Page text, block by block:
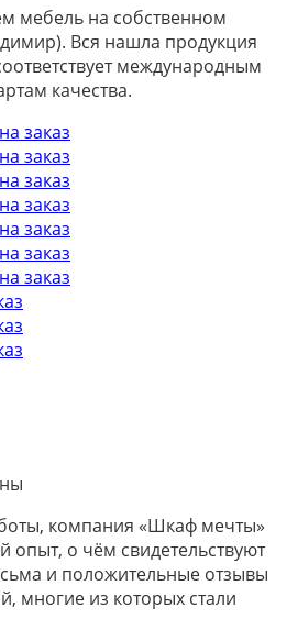
мебель на собственном
Вся нашла продукция
международным
качества.
компания «Шкаф мечты»
опыт, о чём свидетельствуют
и положительные отзывы
многие из которых стали